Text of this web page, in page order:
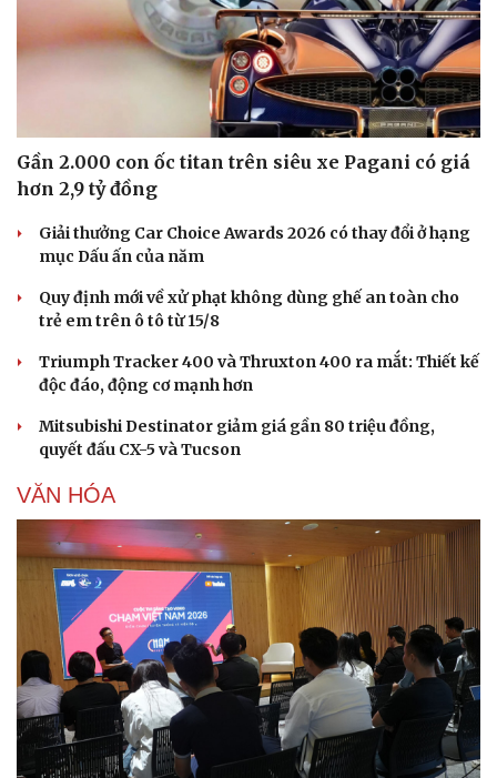
Kể chuyện cho bé
Hạt giống tâm hồn
Gần 2.000 con ốc titan trên siêu xe Pagani có giá
hơn 2,9 tỷ đồng
Giải thưởng Car Choice Awards 2026 có thay đổi ở hạng
mục Dấu ấn của năm
Quy định mới về xử phạt không dùng ghế an toàn cho
trẻ em trên ô tô từ 15/8
Triumph Tracker 400 và Thruxton 400 ra mắt: Thiết kế
độc đáo, động cơ mạnh hơn
Mitsubishi Destinator giảm giá gần 80 triệu đồng,
quyết đấu CX-5 và Tucson
VĂN HÓA